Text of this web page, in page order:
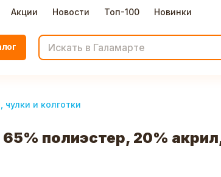
Акции Новости Топ-100 Новинки
чулки и колготки
65% полиэстер, 20%